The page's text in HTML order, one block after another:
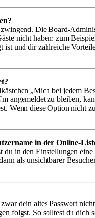
Die Board-
nicht haben: zum
ist und dir zahlreiche
„Mich bei jedem
angemeldet zu bleiben,
Wenn diese Option nicht
in der Online-
du in den Einstellungen
als unsichtbarer
dein altes Passwort
folgst. So solltest du dich